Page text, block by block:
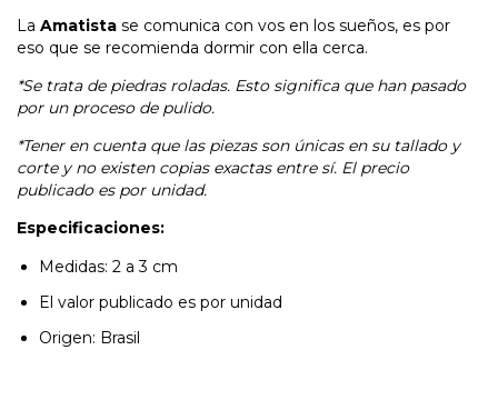
La Amatista se comunica con vos en los sueños, es por
eso que se recomienda dormir con ella cerca.
*Se trata de piedras roladas. Esto significa que han pasado
por un proceso de pulido.
*Tener en cuenta que las piezas son únicas en su tallado y
corte y no existen copias exactas entre sí. El precio
publicado es por unidad.
Especificaciones:
Medidas: 2 a 3 cm
El valor publicado es por unidad
Origen: Brasil